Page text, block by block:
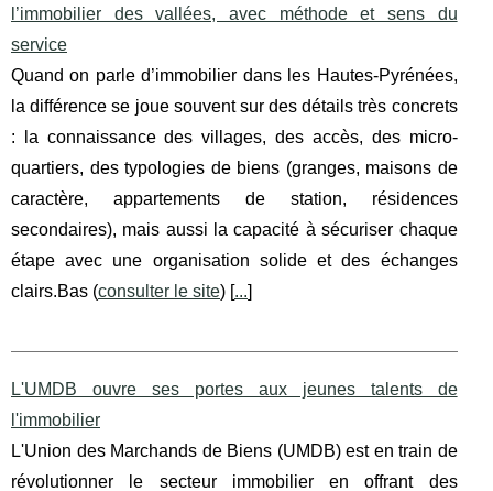
l’immobilier des vallées, avec méthode et sens du
service
Quand on parle d’immobilier dans les Hautes-Pyrénées,
la différence se joue souvent sur des détails très concrets
: la connaissance des villages, des accès, des micro-
quartiers, des typologies de biens (granges, maisons de
caractère, appartements de station, résidences
secondaires), mais aussi la capacité à sécuriser chaque
étape avec une organisation solide et des échanges
clairs.Bas (consulter le site) [...]
L'UMDB ouvre ses portes aux jeunes talents de
l'immobilier
L'Union des Marchands de Biens (UMDB) est en train de
révolutionner le secteur immobilier en offrant des